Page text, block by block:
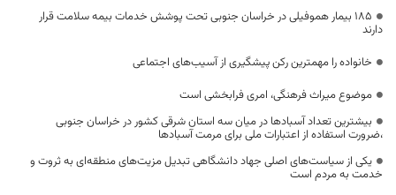
۱۸۵ بیمار هموفیلی در خراسان جنوبی تحت پوشش خدمات بیمه سلامت قرار
دارند
خانواده را مهمترین رکن پیشگیری از آسیب‌های اجتماعی
موضوع میراث فرهنگی، امری فرابخشی است
بیشترین تعداد آسبادها در میان سه استان شرقی کشور در خراسان جنوبی
،ضرورت استفاده از اعتبارات ملی برای مرمت آسبادها
یکی از سیاست‌های اصلی جهاد دانشگاهی تبدیل مزیت‌های منطقه‌ای به ثروت و
خدمت به مردم است